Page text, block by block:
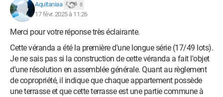
Aquitaniaa 8
17 févr. 2025 à 11:26
Merci pour votre réponse très éclairante.
Cette véranda a été la première d'une longue série (17/49 lots).
Je ne sais pas si la construction de cette véranda a fait l'objet
d'une résolution en assemblée générale. Quant au règlement
de copropriété, il indique que chaque appartement possède
une terrasse et que cette terrasse est une partie commune à